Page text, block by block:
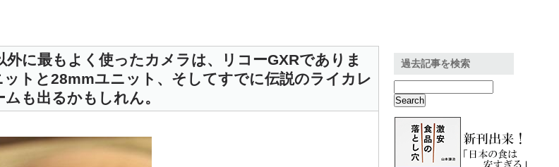
外に最もよく使ったカメラは、リコーGXRでありま
トと28mmユニット、そしてすでに伝説のライカレ
も出るかもしれん。
過去記事を検索